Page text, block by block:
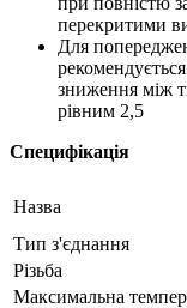
перекритими
Для
зниження між
рівним 2,5
Специфікація
Назва
Тип з'єднання
Різьба
Максимальна